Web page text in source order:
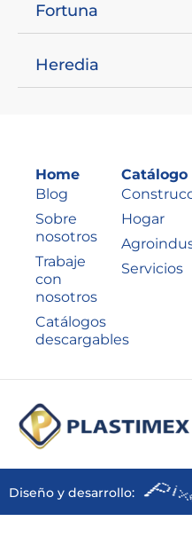
Fortuna
Heredia
Home
Blog
Sobre
nosotros
Trabaje
con
nosotros
Catálogos
descargables
Catálogo
Hogar
Servicios
Diseño y desarrollo: